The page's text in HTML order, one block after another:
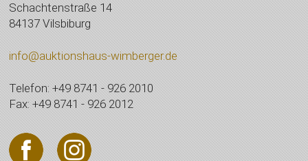
Schachtenstraße 14
84137 Vilsbiburg
info@auktionshaus-wimberger.de
Telefon: +49 8741 - 926 2010
Fax: +49 8741 - 926 2012